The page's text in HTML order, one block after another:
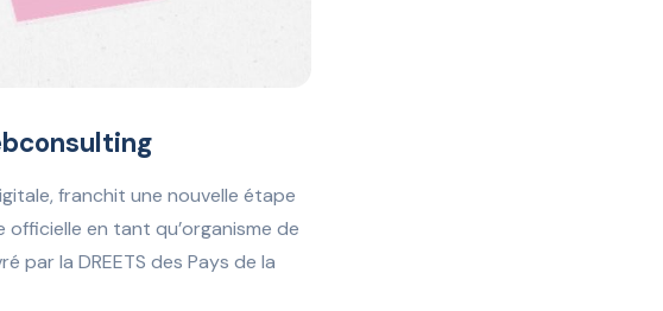
franchit une nouvelle étape
officielle en tant qu’organisme de
par la DREETS des Pays de la